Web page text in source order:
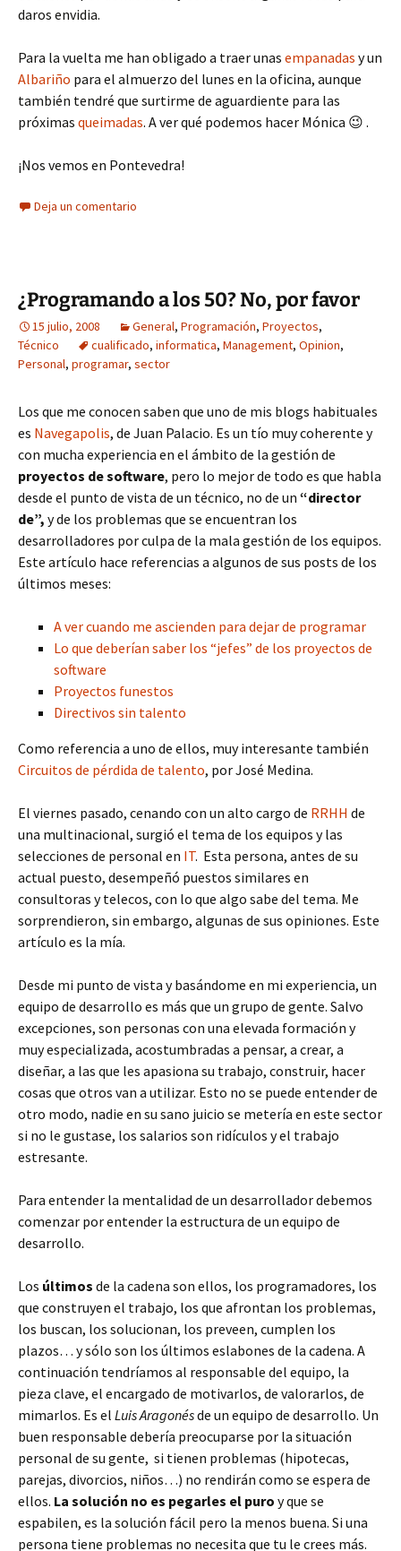
daros envidia.
Para la vuelta me han obligado a traer unas empanadas y un
Albariño para el almuerzo del lunes en la oficina, aunque
también tendré que surtirme de aguardiente para las
próximas queimadas. A ver qué podemos hacer Mónica 😉 .
¡Nos vemos en Pontevedra!
Deja un comentario
¿Programando a los 50? No, por favor
15 julio, 2008 General, Programación, Proyectos,
Técnico
cualificado, informatica, Management, Opinion,
Personal, programar, sector
Los que me conocen saben que uno de mis blogs habituales
es Navegapolis, de Juan Palacio. Es un tío muy coherente y
con mucha experiencia en el ámbito de la gestión de
proyectos de software, pero lo mejor de todo es que habla
desde el punto de vista de un técnico, no de un “director
de”, y de los problemas que se encuentran los
desarrolladores por culpa de la mala gestión de los equipos.
Este artículo hace referencias a algunos de sus posts de los
últimos meses:
A ver cuando me ascienden para dejar de programar
Lo que deberían saber los “jefes” de los proyectos de
software
Proyectos funestos
Directivos sin talento
Como referencia a uno de ellos, muy interesante también
Circuitos de pérdida de talento, por José Medina.
El viernes pasado, cenando con un alto cargo de RRHH de
una multinacional, surgió el tema de los equipos y las
selecciones de personal en IT. Esta persona, antes de su
actual puesto, desempeñó puestos similares en
consultoras y telecos, con lo que algo sabe del tema. Me
sorprendieron, sin embargo, algunas de sus opiniones. Este
artículo es la mía.
Desde mi punto de vista y basándome en mi experiencia, un
equipo de desarrollo es más que un grupo de gente. Salvo
excepciones, son personas con una elevada formación y
muy especializada, acostumbradas a pensar, a crear, a
diseñar, a las que les apasiona su trabajo, construir, hacer
cosas que otros van a utilizar. Esto no se puede entender de
otro modo, nadie en su sano juicio se metería en este sector
si no le gustase, los salarios son ridículos y el trabajo
estresante.
Para entender la mentalidad de un desarrollador debemos
comenzar por entender la estructura de un equipo de
desarrollo.
Los últimos de la cadena son ellos, los programadores, los
que construyen el trabajo, los que afrontan los problemas,
los buscan, los solucionan, los preveen, cumplen los
plazos… y sólo son los últimos eslabones de la cadena. A
continuación tendríamos al responsable del equipo, la
pieza clave, el encargado de motivarlos, de valorarlos, de
mimarlos. Es el Luis Aragonésde un equipo de desarrollo. Un
buen responsable debería preocuparse por la situación
personal de su gente, si tienen problemas (hipotecas,
parejas, divorcios, niños…) no rendirán como se espera de
ellos. La solución no es pegarles el puro y que se
espabilen, es la solución fácil pero la menos buena. Si una
persona tiene problemas no necesita que tu le crees más.